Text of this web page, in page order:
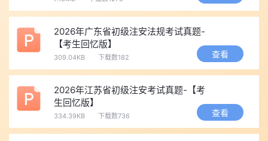
件之一者可报考初级注册安全工程师(考全科)：
1、中专学历
安全工程及相关专业中专 + 从事安全生产业务满4年
其他专业中专 + 从事安全生产业务满5年
安全工程及相关专业大专 + 从事安全生产业务满2年
其他专业大专 + 从事安全生产业务满3年
3、大学本科及以上学历
2026年广东省初级注安法规考试真题-
【考生回忆版】
309.04KB 下载数182 查看
2026年江苏省初级注安考试真题-【考
生回忆版】
334.39KB 下载数736 查看